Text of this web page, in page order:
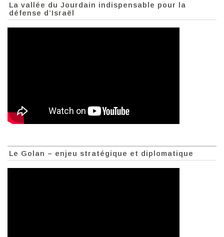
La vallée du Jourdain indispensable pour la
défense d’Israël
Le Golan – enjeu stratégique et diplomatique